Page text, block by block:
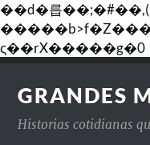
��d�릅��
ς��rX�����g�0
GRANDES
Historias cotidianas